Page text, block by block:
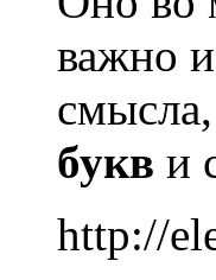
важно
букв и
http://